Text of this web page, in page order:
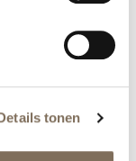
tonen
TriVita
zijn of zou